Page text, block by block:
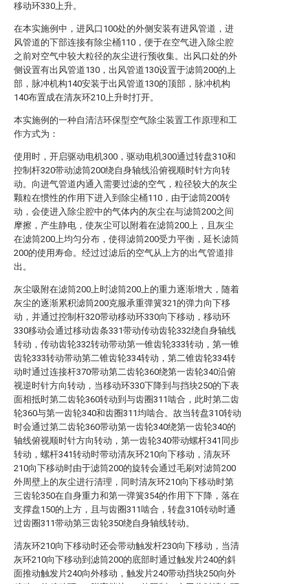
移动环330上升。
在本实施例中，进风口100处的外侧安装有进风管道，进
风管道的下部连接有除尘桶110，便于在空气进入除尘腔
之前对空气中较大粒径的灰尘进行预收集。出风口处的外
侧设置有出风管道130，出风管道130设置于滤筒200的上
部，脉冲机构140安装于出风管道130的顶部，脉冲机构
140布置成在清灰环210上升时打开。
本实施例的一种自清洁环保型空气除尘装置工作原理和工
作方式为：
使用时，开启驱动电机300，驱动电机300通过转盘310和
控制杆320带动滤筒200绕自身轴线沿俯视顺时针方向转
动。向进气管道内通入需要过滤的空气，粒径较大的灰尘
颗粒在惯性的作用下进入到除尘桶110，由于滤筒200转
动，会使进入除尘腔中的气体内的灰尘在与滤筒200之间
摩擦，产生静电，使灰尘可以附着在滤筒200上，且灰尘
在滤筒200上均匀分布，使得滤筒200受力平衡，延长滤筒
200的使用寿命。经过过滤后的空气从上方的出气管道排
出。
灰尘吸附在滤筒200上时滤筒200上的重力逐渐增大，随着
灰尘的逐渐累积滤筒200克服承重弹簧321的弹力向下移
动，并通过控制杆320带动移动环330向下移动，移动环
330移动会通过移动齿条331带动传动齿轮332绕自身轴线
转动，传动齿轮332转动带动第一锥齿轮333转动，第一锥
齿轮333转动带动第二锥齿轮334转动，第二锥齿轮334转
动时通过连接杆370带动第二齿轮360绕第一齿轮340沿俯
视逆时针方向转动，当移动环330下降到与挡块250的下表
面相抵时第二齿轮360转动到与齿圈311啮合，此时第二齿
轮360与第一齿轮340和齿圈311均啮合。故当转盘310转动
时会通过第二齿轮360带动第一齿轮340绕第一齿轮340的
轴线俯视顺时针方向转动，第一齿轮340带动螺杆341同步
转动，螺杆341转动时带动清灰环210向下移动，清灰环
210向下移动时由于滤筒200的旋转会通过毛刷对滤筒200
外周壁上的灰尘进行清理，同时清灰环210向下移动时第
三齿轮350在自身重力和第一弹簧354的作用下下降，落在
支撑盘150的上方，且与齿圈311啮合，转盘310转动时通
过齿圈311带动第三齿轮350绕自身轴线转动。
清灰环210向下移动时还会带动触发杆230向下移动，当清
灰环210向下移动到滤筒200的底部时通过触发片240的斜
面推动触发片240向外移动，触发片240带动挡块250向外